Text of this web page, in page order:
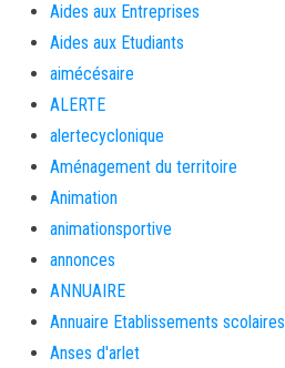
Aides aux Entreprises
Aides aux Etudiants
aimécésaire
ALERTE
alertecyclonique
Aménagement du territoire
Animation
animationsportive
annonces
ANNUAIRE
Annuaire Etablissements scolaires
Anses d'arlet